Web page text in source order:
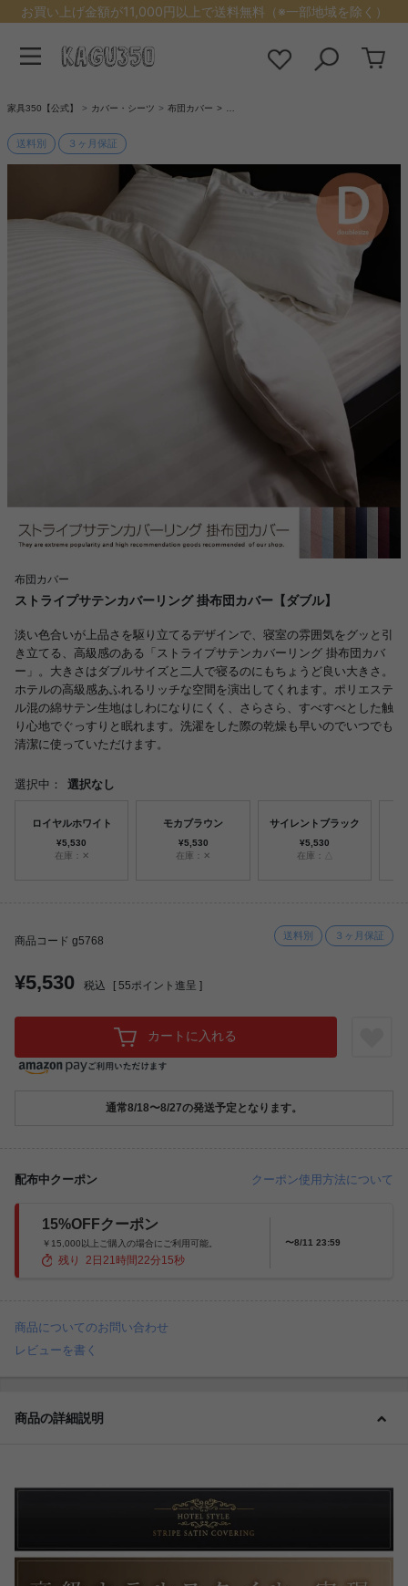
お買い上げ金額が11,000円以上で送料無料（※一部地域を除く）
家具350【公式】 カバー・シーツ 布団カバー
送料別 ３ヶ月保証
布団カバー
ストライプサテンカバーリング 掛布団カバー【ダブル】
淡い色合いが上品さを駆り立てるデザインで、寝室の雰囲気をグッと引
き立てる、高級感のある「ストライプサテンカバーリング 掛布団カバ
ー」。大きさはダブルサイズと二人で寝るのにもちょうど良い大きさ。
ホテルの高級感あふれるリッチな空間を演出してくれます。ポリエステ
ル混の綿サテン生地はしわになりにくく、さらさら、すべすべとした触
り心地でぐっすりと眠れます。洗濯をした際の乾燥も早いのでいつでも
清潔に使っていただけます。
選択中： 選択なし
ロイヤルホワイト
¥5,530
在庫：✕
モカブラウン
¥5,530
在庫：✕
サイレントブラック
¥5,530
在庫：△
商品コード g5768 送料別 ３ヶ月保証
¥5,530 税込 [ 55ポイント進呈 ]
カートに入れる
通常8/18〜8/27の発送予定となります。
配布中クーポン クーポン使用方法について
15%OFFクーポン
￥15,000以上ご購入の場合にご利用可能。
残り 2 日 21 時間 22分13秒
〜8/11 23:59
商品についてのお問い合わせ
レビューを書く
商品の詳細説明